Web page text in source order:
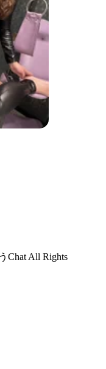
Chat All Rights